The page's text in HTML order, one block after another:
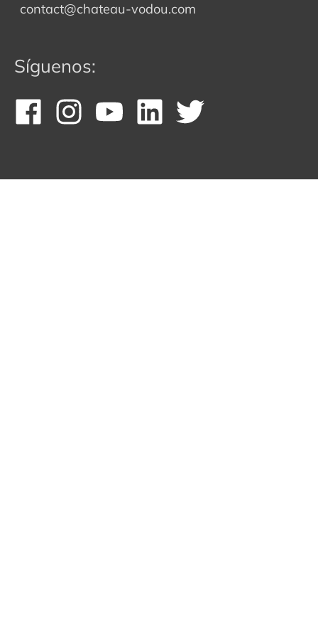
contact@chateau-vodou.com
Síguenos: